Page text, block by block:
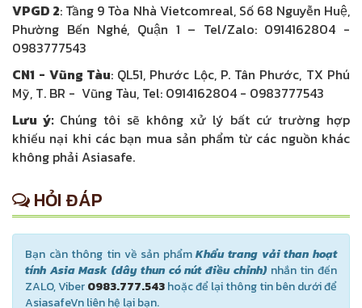
VPGD 2: Tầng 9 Tòa Nhà Vietcomreal, Số 68 Nguyễn Huệ,
Phường Bến Nghé, Quận 1 – Tel/Zalo: 0914162804 -
0983777543
CN1 - Vũng Tàu: QL51, Phước Lộc, P. Tân Phước, TX Phú
Mỹ, T. BR - Vũng Tàu, Tel: 0914162804 - 0983777543
Lưu ý: Chúng tôi sẽ không xử lý bất cứ trường hợp
khiếu nại khi các bạn mua sản phẩm từ các nguồn khác
không phải Asiasafe.
HỎI ĐÁP
Bạn cần thông tin về sản phẩmKhẩu trang vải than hoạt
tính Asia Mask (dây thun có nút điều chỉnh)nhắn tin đến
ZALO, Viber0983.777.543hoặc để lại thông tin bên dưới để
AsiasafeVn liên hệ lại bạn.